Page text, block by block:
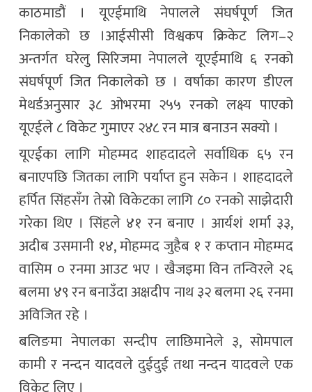
काठमाडौं । यूएईमाथि नेपालले संघर्षपूर्ण जित
निकालेको छ ।आईसीसी विश्वकप क्रिकेट लिग–२
अन्तर्गत घरेलु सिरिजमा नेपालले यूएईमाथि ६ रनको
संघर्षपूर्ण जित निकालेको छ । वर्षाका कारण डीएल
मेथर्डअनुसार ३८ ओभरमा २५५ रनको लक्ष्य पाएको
यूएईले ८ विकेट गुमाएर २४८ रन मात्र बनाउन सक्यो ।
यूएईका लागि मोहम्मद शाहदादले सर्वाधिक ६५ रन
बनाएपछि जितका लागि पर्याप्त हुन सकेन । शाहदादले
हर्पित सिंहसँग तेस्रो विकेटका लागि ८० रनको साझेदारी
गरेका थिए । सिंहले ४१ रन बनाए । आर्यशं शर्मा ३३,
अदीब उसमानी १४, मोहम्मद जुहैब १ र कप्तान मोहम्मद
वासिम ० रनमा आउट भए । खैजइमा विन तन्विरले २६
बलमा ४९ रन बनाउँदा अक्षदीप नाथ ३२ बलमा २६ रनमा
अविजित रहे ।
बलिङमा नेपालका सन्दीप लाछिमानेले ३, सोमपाल
कामी र नन्दन यादवले दुईदुई तथा नन्दन यादवले एक